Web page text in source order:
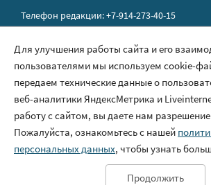
Телефон редакции: +7-914-273-40-15
Правила сайта
Политика обработки персональных данных
Размещение рекламы
Контакты
Для улучшения работы сайта и его
пользователями мы используем cookie-
передаем технические данные о
веб-аналитики ЯндексМетрика и
работу с сайтом, вы даете нам
Пожалуйста, ознакомьтесь с нашей
персональных данных, чтобы узнать
Продолжить